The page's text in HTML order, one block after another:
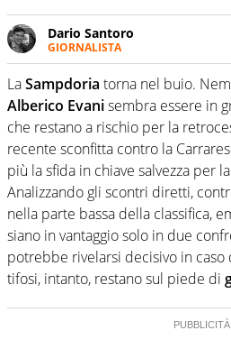
Dario Santoro
GIORNALISTA
Scrive, commenta, racconta
sfaccettature. Tocca l'apice
concentrarsi sulle interviste
LaSampdoria torna nel buio.
Alberico Evanisembra essere in
che restano a rischio per la
recente sconfitta contro la
più la sfida in chiave salvezza per
Analizzando gli scontri diretti,
nella parte bassa della classifica,
siano in vantaggio solo in due
potrebbe rivelarsi decisivo in caso
tifosi, intanto, restano sul piede di